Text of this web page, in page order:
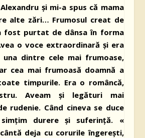
şi mi-a spus că mama
alte zări… Frumosul creat de
fost purtat de dânsa în forma
o voce extraordinară şi era
una dintre cele mai frumoase,
cea mai frumoasă doamnă a
timpurile. Era o româncă,
Aveam şi legături mai
rudenie. Când cineva se duce
durere şi suferinţă. «
cântă deja cu corurile îngerești,